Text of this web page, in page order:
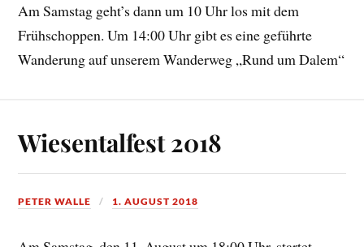
Am Samstag geht’s dann um 10 Uhr los mit dem
Frühschoppen. Um 14:00 Uhr gibt es eine geführte
Wanderung auf unserem Wanderweg „Rund um Dalem“
Wiesentalfest 2018
PETER WALLE 1. AUGUST 2018